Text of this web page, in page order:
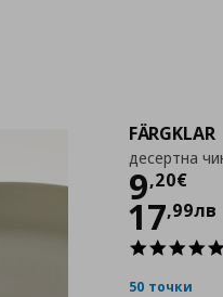
FÄRGKLAR
десертна
9,20€
Цена
17,99лв
50 точки